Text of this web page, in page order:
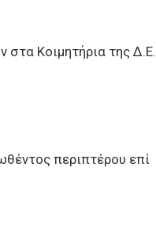
στα Κοιμητήρια της Δ.Ε.
περιπτέρου επί